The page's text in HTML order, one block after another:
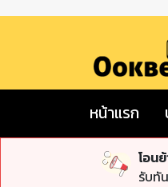
หน้าแรก
โอน
รับทั